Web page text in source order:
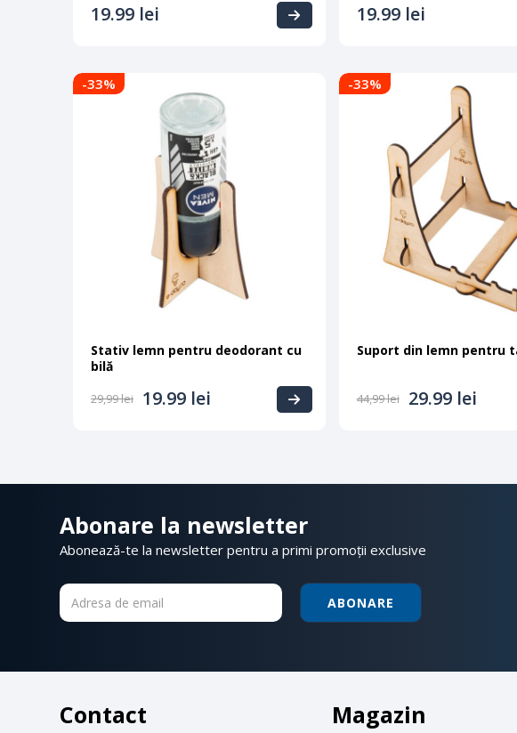
19.99 lei 19.99 lei
-33%
Stativ lemn pentru deodorant cu
bilă
29,99lei 19.99 lei
-33%
Suport din lemn pentru
44,99lei 29.99 lei
Abonare la newsletter
Abonează-te la newsletter pentru a primi promoții exclusive
ABONARE
Contact Magazin